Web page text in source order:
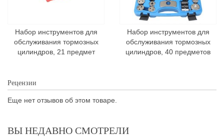
Набор инструментов для
обслуживания тормозных
цилиндров, 21 предмет
Набор инструментов для
обслуживания тормозных
цилиндров, 40 предметов
Рецензии
Еще нет отзывов об этом товаре.
ВЫ НЕДАВНО СМОТРЕЛИ